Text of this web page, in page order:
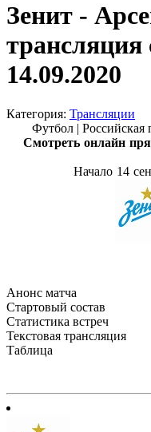
Зенит -
трансляция
14.09.2020
Категория: Трансляции
Футбол | Российская
Смотреть онлайн
Начало 14
Анонс матча
Стартовый состав
Статистика встреч
Текстовая трансляция
Таблица